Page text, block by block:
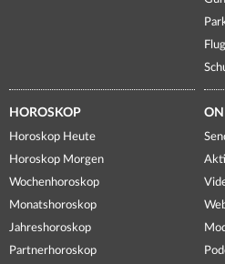
HOROSKOP
Horoskop Heute
Horoskop Morgen
Wochenhoroskop
Monatshoroskop
Jahreshoroskop
Partnerhoroskop